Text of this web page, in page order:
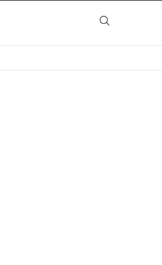
KONTAK